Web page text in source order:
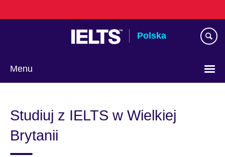
to
Polska
Menu
Studiuj z IELTS w Wielkiej
Brytanii